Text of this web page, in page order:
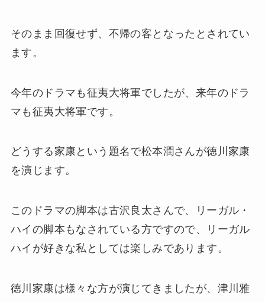
そのまま回復せず、不帰の客となったとされてい
ます。
今年のドラマも征夷大将軍でしたが、来年のドラ
マも征夷大将軍です。
どうする家康という題名で松本潤さんが徳川家康
を演じます。
このドラマの脚本は古沢良太さんで、リーガル・
ハイの脚本もなされている方ですので、リーガル
ハイが好きな私としては楽しみであります。
徳川家康は様々な方が演じてきましたが、津川雅